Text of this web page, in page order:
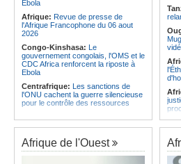
veut une plateforme de mobilisation
des investissements
Ebola
Afrique: Revue de presse de
l'Afrique Francophone du 06 aout
2026
Congo-Kinshasa: Le
gouvernement congolais, l'OMS et le
CDC Africa renforcent la riposte à
Ebola
Centrafrique: Les sanctions de
l'ONU cachent la guerre silencieuse
pour le contrôle des ressources
Afrique:La Cour international de
justice fixe le calendrier de la
Afrique de l'Ouest